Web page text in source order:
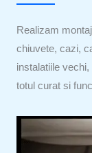
Realizam
chiuvete, cazi,
instalatiile
totul curat si